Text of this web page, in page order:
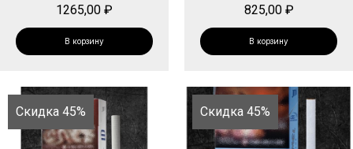
1265,00 ₽
В корзину
825,00 ₽
В корзину
Скидка 45% Скидка 45%